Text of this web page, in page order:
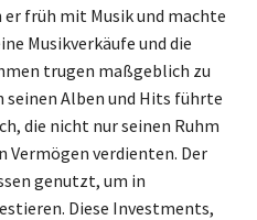
früh mit Musik und machte
Musikverkäufe und die
trugen maßgeblich zu
seinen Alben und Hits führte
die nicht nur seinen Ruhm
Vermögen verdienten. Der
genutzt, um in
Diese Investments,